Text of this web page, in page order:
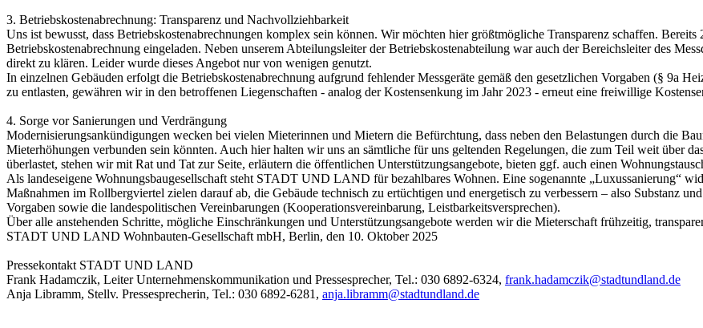
3. Betriebskostenabrechnung: Transparenz und Nachvollziehbarkeit
Uns ist bewusst, dass Betriebskostenabrechnungen komplex sein können. Wir möchten hier größtmögliche Transparenz schaffen.
Betriebskostenabrechnung eingeladen. Neben unserem Abteilungsleiter der Betriebskostenabteilung war auch der Bereichsleiter des
direkt zu klären. Leider wurde dieses Angebot nur von wenigen genutzt.
In einzelnen Gebäuden erfolgt die Betriebskostenabrechnung aufgrund fehlender Messgeräte gemäß den gesetzlichen Vorgaben (§ 9a
zu entlasten, gewähren wir in den betroffenen Liegenschaften - analog der Kostensenkung im Jahr 2023 - erneut eine freiwillige
4. Sorge vor Sanierungen und Verdrängung
Modernisierungsankündigungen wecken bei vielen Mieterinnen und Mietern die Befürchtung, dass neben den Belastungen durch die
Mieterhöhungen verbunden sein könnten. Auch hier halten wir uns an sämtliche für uns geltenden Regelungen, die zum Teil weit über
überlastet, stehen wir mit Rat und Tat zur Seite, erläutern die öffentlichen Unterstützungsangebote, bieten ggf. auch einen
Als landeseigene Wohnungsbaugesellschaft steht STADT UND LAND für bezahlbares Wohnen. Eine sogenannte „Luxussanierung“
Maßnahmen im Rollbergviertel zielen darauf ab, die Gebäude technisch zu ertüchtigen und energetisch zu verbessern – also Substanz
Vorgaben sowie die landespolitischen Vereinbarungen (Kooperationsvereinbarung, Leistbarkeitsversprechen).
Über alle anstehenden Schritte, mögliche Einschränkungen und Unterstützungsangebote werden wir die Mieterschaft frühzeitig,
STADT UND LAND Wohnbauten-Gesellschaft mbH, Berlin, den 10. Oktober 2025
Pressekontakt STADT UND LAND
Frank Hadamczik, Leiter Unternehmenskommunikation und Pressesprecher, Tel.: 030 6892-6324, frank.hadamczik@stadtundland.de
Anja Libramm, Stellv. Pressesprecherin, Tel.: 030 6892-6281, anja.libramm@stadtundland.de